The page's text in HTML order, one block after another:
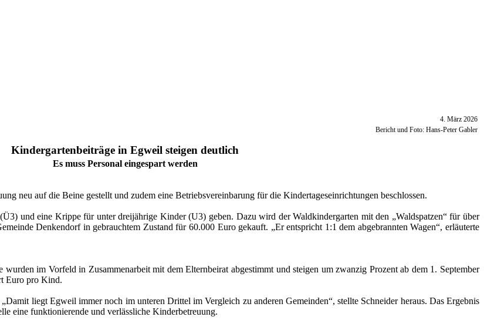
4. März 2026
Bericht und Foto: Hans-Peter Gabler
Kindergartenbeiträge in Egweil steigen deutlich
Es muss Personal eingespart werden
neu auf die Beine gestellt und zudem eine Betriebsvereinbarung für die Kindertageseinrichtungen beschlossen.
und eine Krippe für unter dreijährige Kinder (U3) geben. Dazu wird der Waldkindergarten mit den „Waldspatzen“ für über
Denkendorf in gebrauchtem Zustand für 60.000 Euro gekauft. „Er entspricht 1:1 dem abgebrannten Wagen“, erläuterte
im Vorfeld in Zusammenarbeit mit dem Elternbeirat abgestimmt und steigen um zwanzig Prozent ab dem 1. September
Euro pro Kind.
liegt Egweil immer noch im unteren Drittel im Vergleich zu anderen Gemeinden“, stellte Schneider heraus. Das Ergebnis
eine funktionierende und verlässliche Kinderbetreuung.